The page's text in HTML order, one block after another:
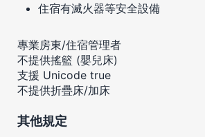
住宿有滅火器等安全設備
專業房東/住宿管理者
不提供搖籃 (嬰兒床)
支援 Unicode true
不提供折疊床/加床
其他規定